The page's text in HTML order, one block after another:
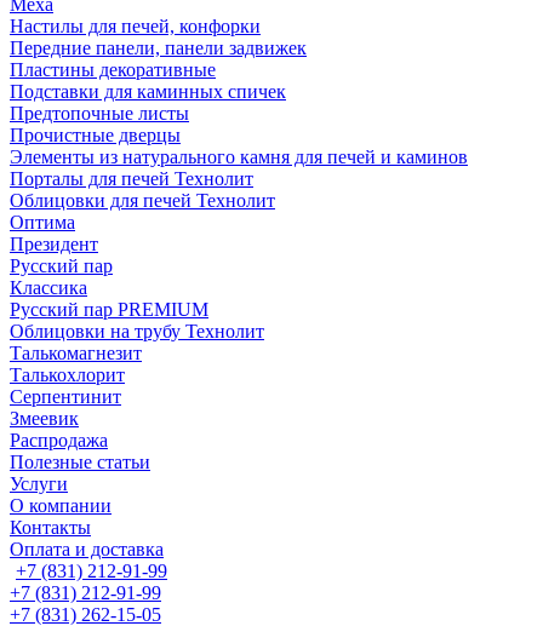
Меха
Настилы для печей, конфорки
Передние панели, панели задвижек
Пластины декоративные
Подставки для каминных спичек
Предтопочные листы
Прочистные дверцы
Элементы из натурального камня для печей и каминов
Порталы для печей Технолит
Облицовки для печей Технолит
Оптима
Президент
Русский пар
Классика
Русский пар PREMIUM
Облицовки на трубу Технолит
Талькомагнезит
Талькохлорит
Серпентинит
Змеевик
Распродажа
Полезные статьи
Услуги
О компании
Контакты
Оплата и доставка
+7 (831) 212-91-99
+7 (831) 212-91-99
+7 (831) 262-15-05